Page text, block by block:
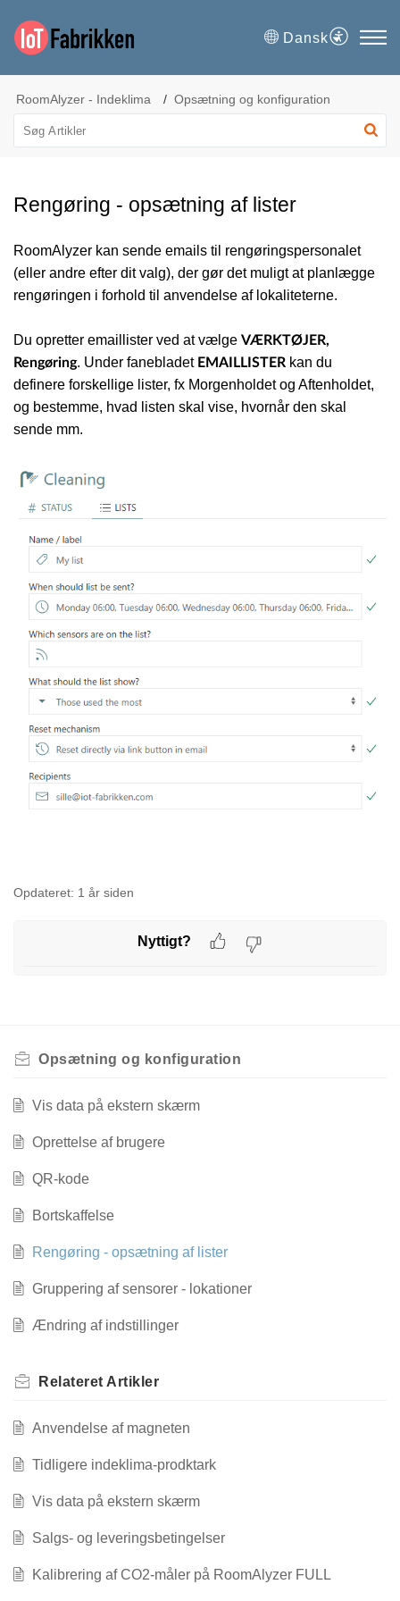
Dansk
RoomAlyzer - Indeklima Opsætning og konfiguration
Rengøring - opsætning af lister
RoomAlyzer kan sende emails til rengøringspersonalet
(eller andre efter dit valg), der gør det muligt at planlægge
rengøringen i forhold til anvendelse af lokaliteterne.
Du opretter emaillister ved at vælge VÆRKTØJER,
Rengøring. Under fanebladet EMAILLISTER kan du
definere forskellige lister, fx Morgenholdet og Aftenholdet,
og bestemme, hvad listen skal vise, hvornår den skal
sende mm.
Opdateret: 1 år siden
Nyttigt?
Opsætning og konfiguration
Vis data på ekstern skærm
Oprettelse af brugere
QR-kode
Bortskaffelse
Rengøring - opsætning af lister
Gruppering af sensorer - lokationer
Ændring af indstillinger
Relateret Artikler
Anvendelse af magneten
Tidligere indeklima-prodktark
Vis data på ekstern skærm
Salgs- og leveringsbetingelser
Kalibrering af CO2-måler på RoomAlyzer FULL